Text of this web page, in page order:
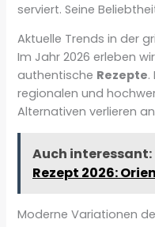
serviert. Seine
Aktuelle Trends in der
Im Jahr 2026 erleben
authentische Rezepte.
regionalen und
Alternativen verlieren
Auch interessant:
Rezept 2026:
Moderne Variationen